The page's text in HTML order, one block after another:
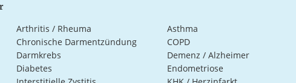
Arthritis / Rheuma
Asthma
Chronische Darmentzündung
COPD
Darmkrebs
Demenz / Alzheimer
Diabetes
Endometriose